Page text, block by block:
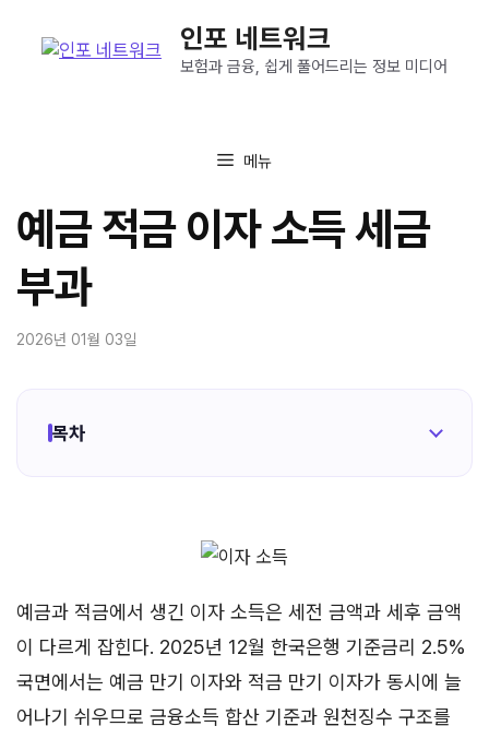
인포 네트워크
보험과 금융, 쉽게 풀어드리는 정보 미디어
메뉴
예금 적금 이자 소득 세금
부과
2026년 01월 03일
목차
예금과 적금에서 생긴 이자 소득은 세전 금액과 세후 금액
이 다르게 잡힌다. 2025년 12월 한국은행 기준금리 2.5%
국면에서는 예금 만기 이자와 적금 만기 이자가 동시에 늘
어나기 쉬우므로 금융소득 합산 기준과 원천징수 구조를